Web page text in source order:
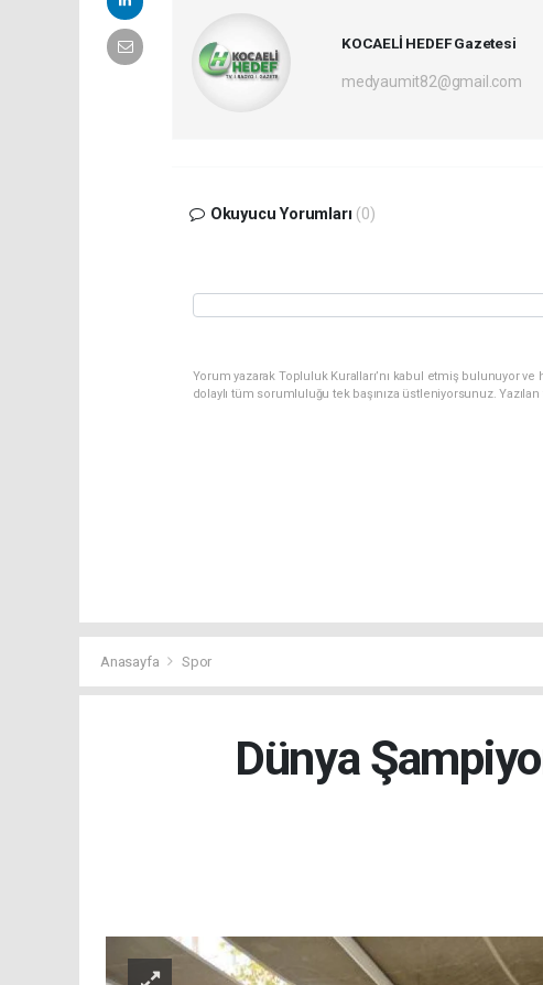
KOCAELİ HEDEF Gazetesi
medyaumit82@gmail.com
Okuyucu Yorumları (0)
Yorum yazarak Topluluk Kuralları’nı kabul etmiş bulunuyor
dolaylı tüm sorumluluğu tek başınıza üstleniyorsunuz.
Anasayfa Spor
Dünya